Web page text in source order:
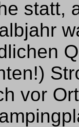
statt,
vor